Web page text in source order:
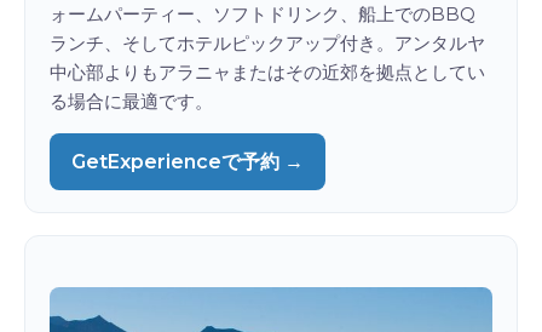
ォームパーティー、ソフトドリンク、船上でのBBQ
ランチ、そしてホテルピックアップ付き。アンタルヤ
中心部よりもアラニャまたはその近郊を拠点としてい
る場合に最適です。
GetExperienceで予約 →